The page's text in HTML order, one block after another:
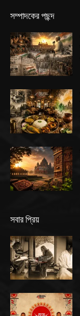
সম্পাদকের পছন্দ
সবার প্রিয়